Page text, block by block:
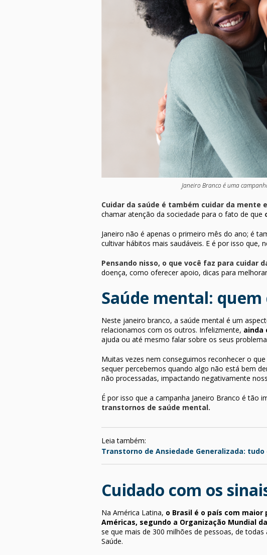
Janeiro Branco é uma
Cuidar da saúde é também cuidar da mente
chamar atenção da sociedade para o fato de que
Janeiro não é apenas o primeiro mês do ano; é
cultivar hábitos mais saudáveis. E é por isso que,
Pensando nisso, o que você faz para cuidar
doença, como oferecer apoio, dicas para
Saúde mental:
Neste janeiro branco, a saúde mental é um
relacionamos com os outros. Infelizmente, ainda
ajuda ou até mesmo falar sobre os seus
Muitas vezes nem conseguimos reconhecer o
sequer percebemos quando algo não está bem
não processadas, impactando negativamente
É por isso que a campanha Janeiro Branco é tão
transtornos de saúde mental.
Leia também:
Transtorno de Ansiedade Generalizada:
Cuidado com os
Na América Latina, o Brasil é o país com
Américas, segundo a Organização Mundial da
se que mais de 300 milhões de pessoas, de
Saúde.